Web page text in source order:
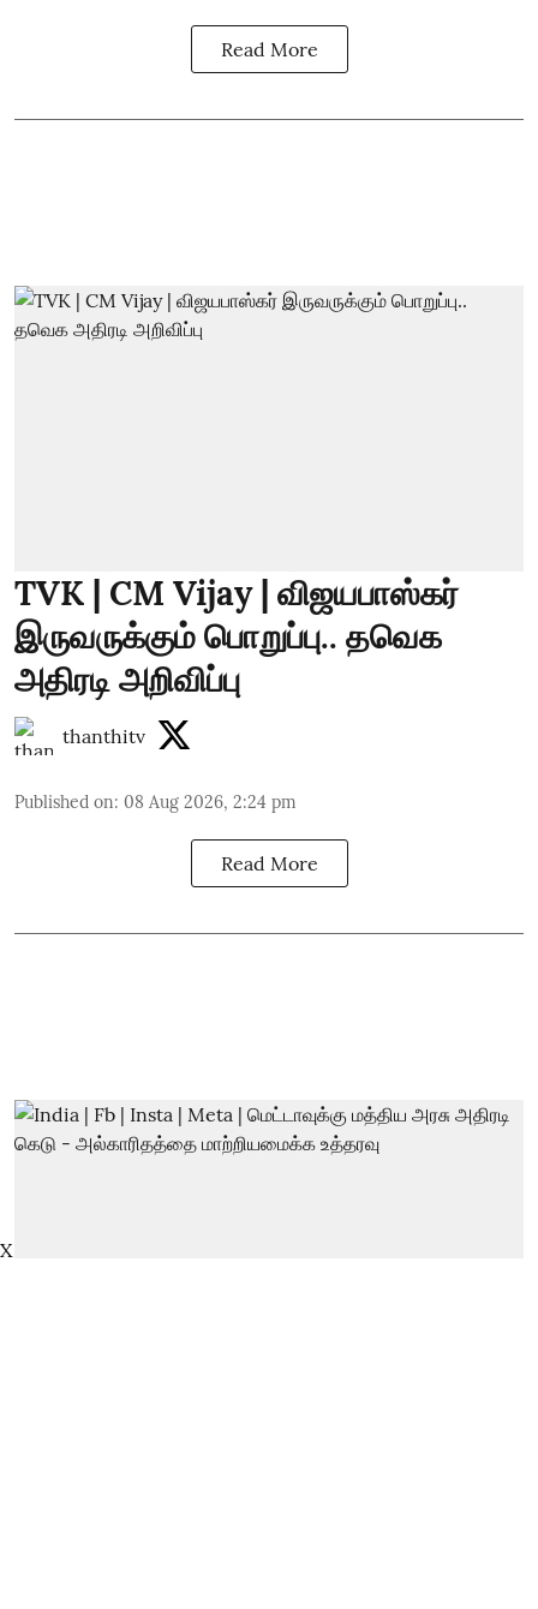
Read More
TVK | CM Vijay | விஜயபாஸ்கர்
இருவருக்கும் பொறுப்பு.. தவெக
அதிரடி அறிவிப்பு
thanthitv
Published on: 08 Aug 2026, 2:24 pm
Read More
X